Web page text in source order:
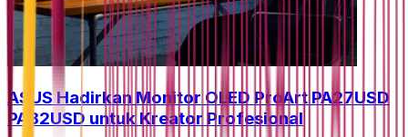
ASUS Hadirkan Monitor OLED ProArt PA27USD
PA32USD untuk Kreator Profesional